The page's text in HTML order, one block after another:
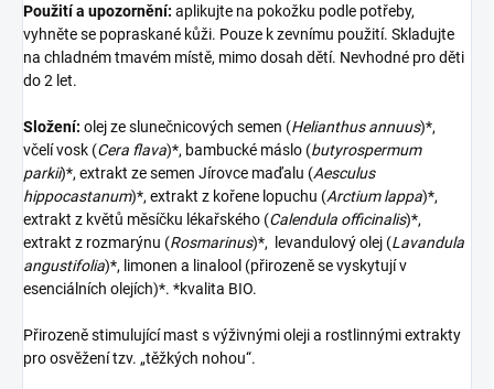
Použití a upozornění: aplikujte na pokožku podle potřeby,
vyhněte se popraskané kůži. Pouze k zevnímu použití. Skladujte
na chladném tmavém místě, mimo dosah dětí. Nevhodné pro děti
do 2 let.
Složení: olej ze slunečnicových semen (Helianthus annuus)*,
včelí vosk (Cera flava)*, bambucké máslo (butyrospermum
parkii)*, extrakt ze semen Jírovce maďalu (Aesculus
hippocastanum)*, extrakt z kořene lopuchu (Arctium lappa)*,
extrakt z květů měsíčku lékařského (Calendula officinalis)*,
extrakt z rozmarýnu (Rosmarinus)*, levandulový olej (Lavandula
angustifolia)*, limonen a linalool (přirozeně se vyskytují v
esenciálních olejích)*. *kvalita BIO.
Přirozeně stimulující mast s výživnými oleji a rostlinnými extrakty
pro osvěžení tzv. „těžkých nohou“.